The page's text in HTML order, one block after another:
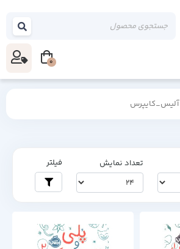
آلیس_کایپرس
تعداد نمایش فیلتر
0